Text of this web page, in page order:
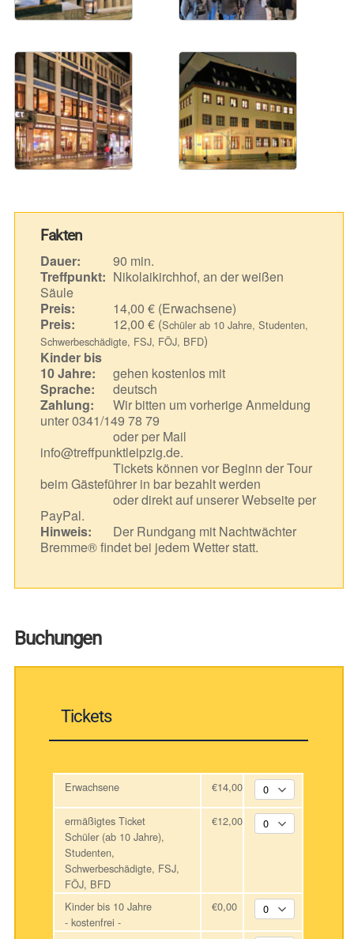
Fakten
Dauer:
90 min.
Treffpunkt: Nikolaikirchhof, an der weißen
Säule
Preis:
14,00 € (Erwachsene)
Preis:
12,00 € (Schüler ab 10 Jahre, Studenten,
Schwerbeschädigte, FSJ, FÖJ, BFD)
Kinder bis
10 Jahre:
gehen kostenlos mit
Sprache:
deutsch
Zahlung:
Wir bitten um vorherige Anmeldung
unter 0341/149 78 79
oder per Mail
info@treffpunktleipzig.de.
Tickets können vor Beginn der Tour
beim Gästeführer in bar bezahlt werden
oder direkt auf unserer Webseite per
PayPal.
Hinweis:
Der Rundgang mit Nachtwächter
Bremme® findet bei jedem Wetter statt.
Buchungen
Tickets
Erwachsene €14,00
ermäßigtes Ticket
Schüler (ab 10 Jahre),
Studenten,
Schwerbeschädigte, FSJ,
FÖJ, BFD
€12,00
Kinder bis 10 Jahre
- kostenfrei -
€0,00